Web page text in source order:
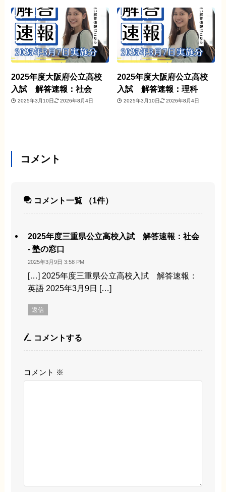
2025年度大阪府公立高校
入試 解答速報：社会
2025年3月10日 2026年8月4日
2025年度大阪府公立高校
入試 解答速報：理科
2025年3月10日 2026年8月4日
コメント
コメント一覧 （1件）
2025年度三重県公立高校入試 解答速報：社会
- 塾の窓口
2025年3月9日 3:58 PM
[…] 2025年度三重県公立高校入試 解答速報：
英語 2025年3月9日 […]
返信
コメントする
コメント ※